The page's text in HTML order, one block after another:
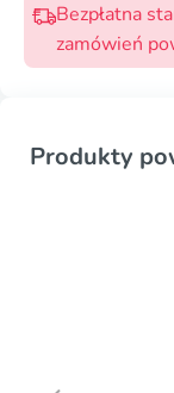
Bezpłatna
zamówień
Produkty